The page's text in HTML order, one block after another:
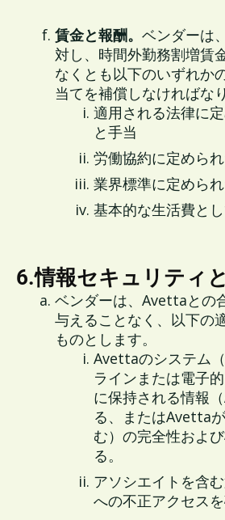
賃金と報酬。 ベンダーは
対し、時間外勤務割増賃
なくとも以下のいずれか
当てを補償しなければな
適用される法律に
と手当
労働協約に定めら
業界標準に定めら
基本的な生活費と
6.情報セキュリティ
ベンダーは、Avettaとの
与えることなく、以下の
ものとします。
Avettaのシステム
ラインまたは電子
に保持される情報
る、またはAvetta
む）の完全性およ
る。
アソシエイトを含
への不正アクセスを